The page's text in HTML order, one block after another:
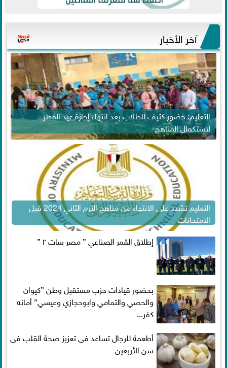
آخر الأخبار
التعليم: حضور كثيف للطلاب بعد انتهاء إجازة عيد الفطر
لاستكمال المناهج
التعليم تشدد على الانتهاء من مناهج الترم الثاني 2024 قبل
الامتحانات
إطلاق القمر الصناعي ” مصر سات ٢ ”
بحضور قيادات حزب مستقبل وطن ”كيوان
والحصي والتمامي وابوحجازي وعيسي” أمانه
كفر...
أطعمة للرجال تساعد فى تعزيز صحة القلب فى
سن الأربعين